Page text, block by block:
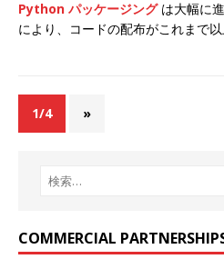
Python パッケージングは大幅に
により、コードの配布がこれまで以
1/4 »
COMMERCIAL